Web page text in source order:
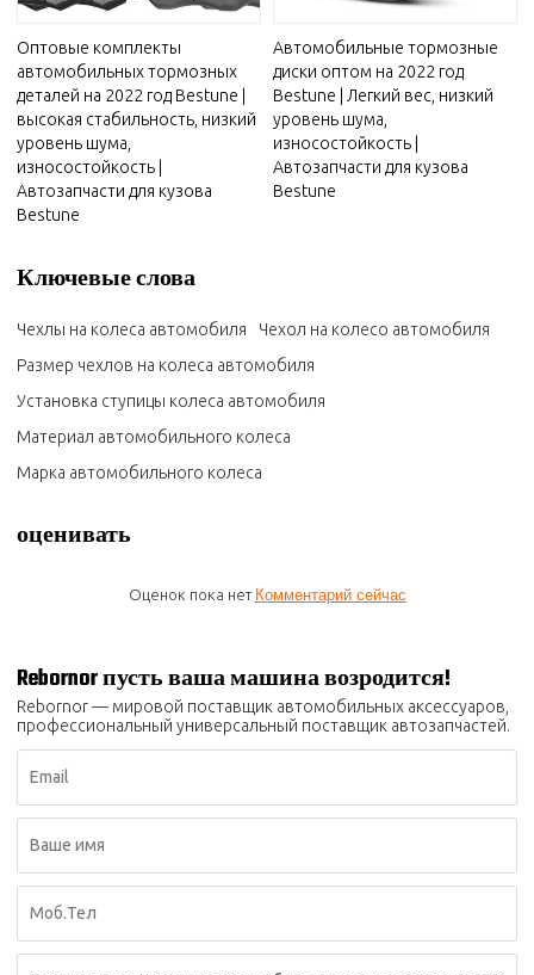
Оптовые комплекты
автомобильных тормозных
деталей на 2022 год Bestune |
высокая стабильность, низкий
уровень шума,
износостойкость |
Автозапчасти для кузова
Bestune
Автомобильные тормозные
диски оптом на 2022 год
Bestune | Легкий вес, низкий
уровень шума,
износостойкость |
Автозапчасти для кузова
Bestune
Ключевые слова
Чехлы на колеса автомобиля
Чехол на колесо автомобиля
Размер чехлов на колеса автомобиля
Установка ступицы колеса автомобиля
Материал автомобильного колеса
Марка автомобильного колеса
оценивать
Оценок пока нет Комментарий сейчас
Rebornor пусть ваша машина возродится!
Rebornor — мировой поставщик автомобильных аксессуаров,
профессиональный универсальный поставщик автозапчастей.